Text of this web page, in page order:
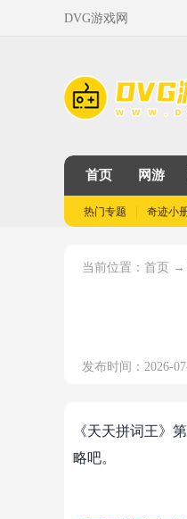
DVG游戏网
首页 网游
热门专题 奇迹小
当前位置： 首页 →
发布时间：2026-
《天天拼词王》
略吧。